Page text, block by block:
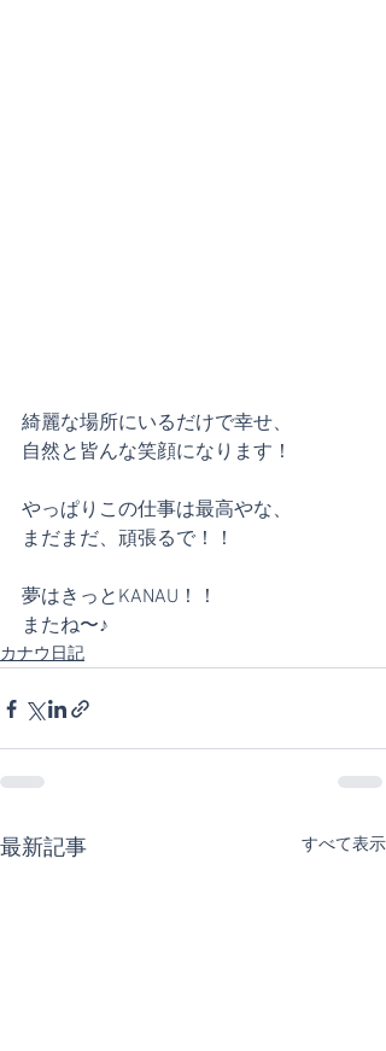
綺麗な場所にいるだけで幸せ、
自然と皆んな笑顔になります！
やっぱりこの仕事は最高やな、
まだまだ、頑張るで！！
夢はきっとKANAU！！
またね〜♪
カナウ日記
最新記事 すべて表示